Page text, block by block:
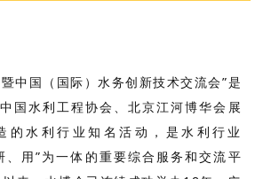
中国（国际）水务创新技术交流会”是
国水利工程协会、北京江河博华会展
的水利行业知名活动，是水利行业
、用”为一体的重要综合服务和交流平